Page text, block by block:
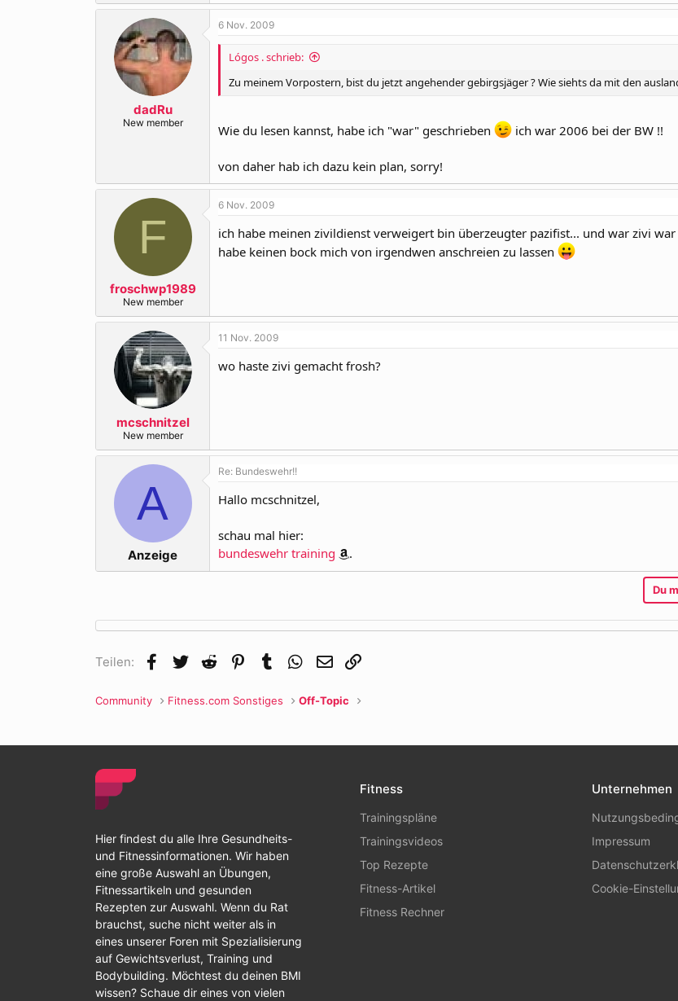
dadRu
New member
6 Nov. 2009
Lógos . schrieb:
Zu meinem Vorpostern, bist du jetzt angehender gebirgsjäger ? Wie siehts da mit den
Wie du lesen kannst, habe ich "war" geschrieben ich war 2006 bei der BW !!
von daher hab ich dazu kein plan, sorry!
F
froschwp1989
New member
6 Nov. 2009
ich habe meinen zivildienst verweigert bin überzeugter pazifist... und war zivi
habe keinen bock mich von irgendwen anschreien zu lassen
mcschnitzel
New member
11 Nov. 2009
wo haste zivi gemacht frosh?
A
Anzeige
Re: Bundeswehr!!
Hallo mcschnitzel,
schau mal hier:
bundeswehr training
.
Du
Teilen: Facebook
Twitter Reddit PinterestTumblrWhatsApp
E-Mail
Community Fitness.com Sonstiges Off-Topic
Hier findest du alle Ihre Gesundheits-
und Fitnessinformationen. Wir haben
eine große Auswahl an Übungen,
Fitnessartikeln und gesunden
Rezepten zur Auswahl. Wenn du Rat
brauchst, suche nicht weiter als in
eines unserer Foren mit Spezialisierung
auf Gewichtsverlust, Training und
Bodybuilding. Möchtest du deinen BMI
wissen? Schaue dir eines von vielen
Fitness
Trainingspläne
Trainingsvideos
Top Rezepte
Fitness-Artikel
Fitness Rechner
Unternehmen
Impressum
Cookie-